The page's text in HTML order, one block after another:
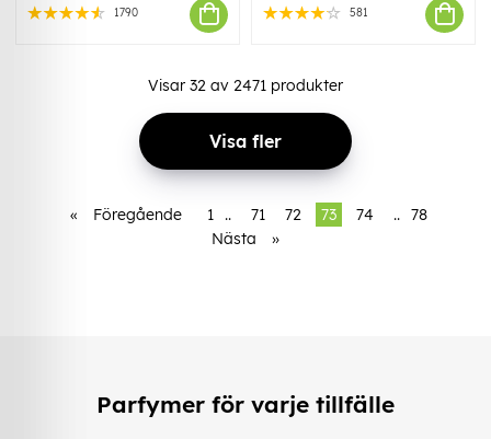
1790 581
Visar 32 av 2471 produkter
Visa fler
« Föregående 1 .. 71 72 73 74 .. 78
Nästa
»
Parfymer för varje tillfälle